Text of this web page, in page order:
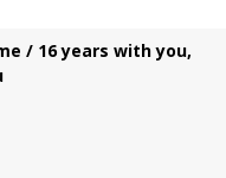
/ 16 years with you,